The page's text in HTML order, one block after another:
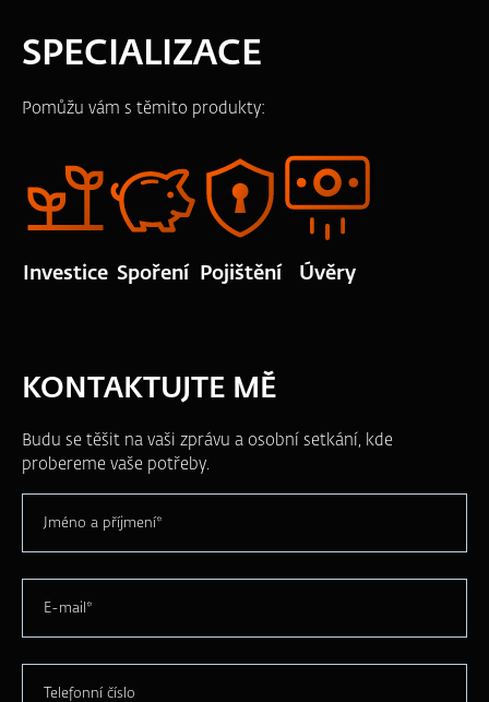
SPECIALIZACE
Pomůžu vám s těmito produkty:
Investice Spoření Pojištění Úvěry
KONTAKTUJTE MĚ
Budu se těšit na vaši zprávu a osobní setkání, kde
probereme vaše potřeby.
Jméno a příjmení*
E-mail*
Telefonní číslo